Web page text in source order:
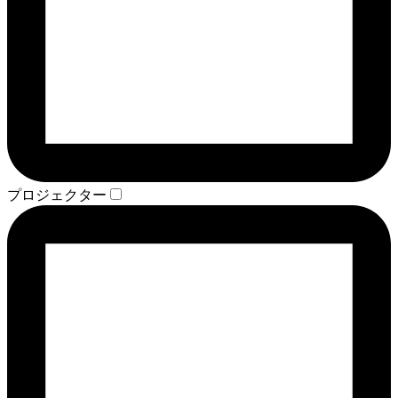
プロジェクター